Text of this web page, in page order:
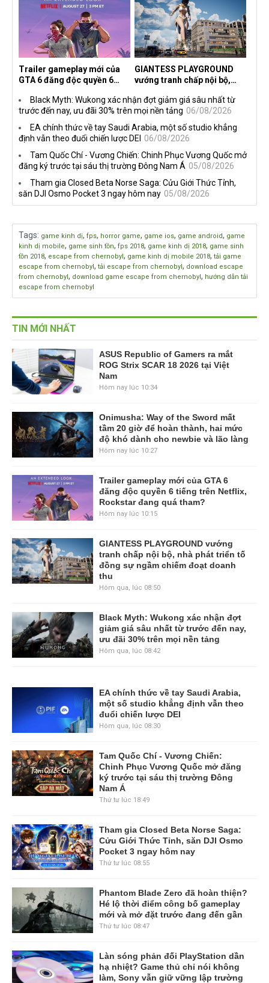
Trailer gameplay mới của
GTA 6 đăng độc quyền 6
đang quá tham?
GIANTESS PLAYGROUND
vướng tranh chấp nội bộ,
ngầm chiếm đoạt doanh thu
Black Myth: Wukong xác nhận đợt giảm giá sâu nhất từ
trước đến nay, ưu đãi 30% trên mọi nền tảng 06/08/2026
EA chính thức về tay Saudi Arabia, một số studio khẳng
định vẫn theo đuổi chiến lược DEI 06/08/2026
Tam Quốc Chí - Vương Chiến: Chinh Phục Vương Quốc mở
đăng ký trước tại sáu thị trường Đông Nam Á 05/08/2026
Tham gia Closed Beta Norse Saga: Cửu Giới Thức Tỉnh,
săn DJI Osmo Pocket 3 ngay hôm nay 05/08/2026
Tags: game kinh dị, fps, horror game, game ios, game android, game
kinh dị mobile, game sinh tồn, fps 2018, game kinh dị 2018, game sinh
tồn 2018, escape from chernobyl, game kinh dị mobile 2018, tải game
escape from chernobyl, tải escape from chernobyl, download escape
from chernobyl, download game escape from chernobyl, hướng dẫn tải
escape from chernobyl
TIN MỚI NHẤT
ASUS Republic of Gamers ra mắt
ROG Strix SCAR 18 2026 tại Việt
Nam
Hôm nay lúc 10:34
Onimusha: Way of the Sword mất
tầm 20 giờ để hoàn thành, hai mức
độ khó dành cho newbie và lão làng
Hôm nay lúc 10:27
Trailer gameplay mới của GTA 6
đăng độc quyền 6 tiếng trên Netflix,
Rockstar đang quá tham?
Hôm nay lúc 10:15
GIANTESS PLAYGROUND vướng
tranh chấp nội bộ, nhà phát triển tố
đồng sự ngầm chiếm đoạt doanh
thu
Hôm qua, lúc 08:50
Black Myth: Wukong xác nhận đợt
giảm giá sâu nhất từ trước đến nay,
ưu đãi 30% trên mọi nền tảng
Hôm qua, lúc 08:42
EA chính thức về tay Saudi Arabia,
một số studio khẳng định vẫn theo
đuổi chiến lược DEI
Hôm qua, lúc 08:30
Tam Quốc Chí - Vương Chiến:
Chinh Phục Vương Quốc mở đăng
ký trước tại sáu thị trường Đông
Nam Á
Thứ tư lúc 18:49
Tham gia Closed Beta Norse Saga:
Cửu Giới Thức Tỉnh, săn DJI Osmo
Pocket 3 ngay hôm nay
Thứ tư lúc 08:55
Phantom Blade Zero đã hoàn thiện?
Hé lộ thời điểm công bố gameplay
mới và mở đặt trước đang đến gần
Thứ tư lúc 08:47
Làn sóng phản đối PlayStation dần
hạ nhiệt? Game thủ chỉ nói không
làm, Sony vẫn giữ vững lập trường